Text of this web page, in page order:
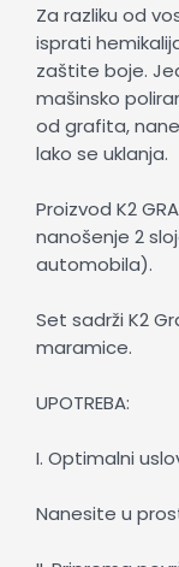
Za razliku od
isprati
zaštite boje.
mašinsko
od grafita,
lako se uklanja.
Proizvod K2
nanošenje 2
automobila).
Set sadrži K2
maramice.
UPOTREBA:
I. Optimalni
Nanesite u